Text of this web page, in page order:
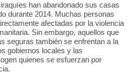
han abandonado sus casas
durante 2014. Muchas personas
afectadas por la violencia
Sin embargo, aquellos que
seguras también se enfrentan a la
gobiernos locales y las
quienes se esfuerzan por